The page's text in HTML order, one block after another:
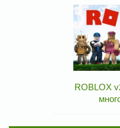
ROBLOX